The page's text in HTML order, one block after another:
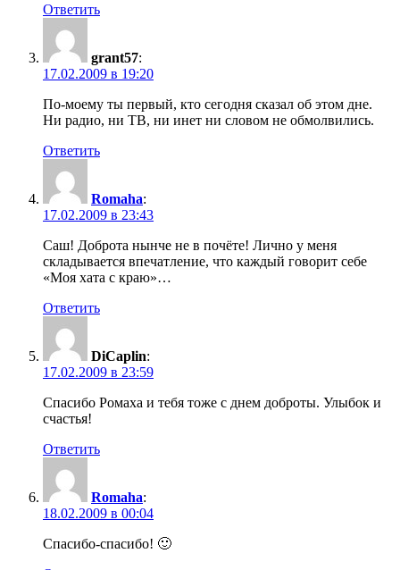
Ответить
grant57:
17.02.2009 в 19:20
По-моему ты первый, кто сегодня сказал об этом дне.
Ни радио, ни ТВ, ни инет ни словом не обмолвились.
Ответить
Romaha:
17.02.2009 в 23:43
Саш! Доброта нынче не в почёте! Лично у меня
складывается впечатление, что каждый говорит себе
«Моя хата с краю»…
Ответить
DiCaplin:
17.02.2009 в 23:59
Спасибо Ромаха и тебя тоже с днем доброты. Улыбок и
счастья!
Ответить
Romaha:
18.02.2009 в 00:04
Спасибо-спасибо! 🙂